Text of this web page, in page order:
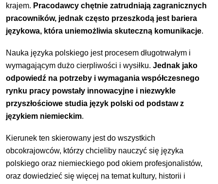
krajem. Pracodawcy chętnie zatrudniają zagranicznych
pracowników, jednak często przeszkodą jest bariera
językowa, która uniemożliwia skuteczną komunikacje.
Nauka języka polskiego jest procesem długotrwałym i
wymagającym dużo cierpliwości i wysiłku.Jednak jako
odpowiedź na potrzeby i wymagania współczesnego
rynku pracy powstały innowacyjne i niezwykle
przyszłościowe studia język polski od podstaw z
językiem niemieckim.
Kierunek ten skierowany jest do wszystkich
obcokrajowców, którzy chcieliby nauczyć się języka
polskiego oraz niemieckiego pod okiem profesjonalistów,
oraz dowiedzieć się więcej na temat kultury, historii i